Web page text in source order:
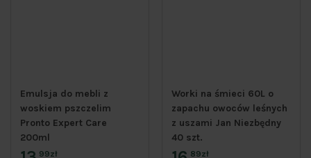
Emulsja do mebli z
woskiem pszczelim
Pronto Expert Care
200ml
99zł
Worki na śmieci 60L o
zapachu owoców leśnych
z uszami Jan Niezbędny
40 szt.
89zł